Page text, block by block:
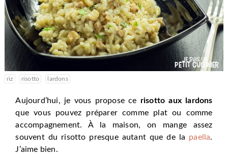
riz risotto lardons
Aujourd’hui, je vous propose ce risotto aux lardons
que vous pouvez préparer comme plat ou comme
accompagnement. À la maison, on mange assez
souvent du risotto presque autant que de la paella.
J’aime bien.